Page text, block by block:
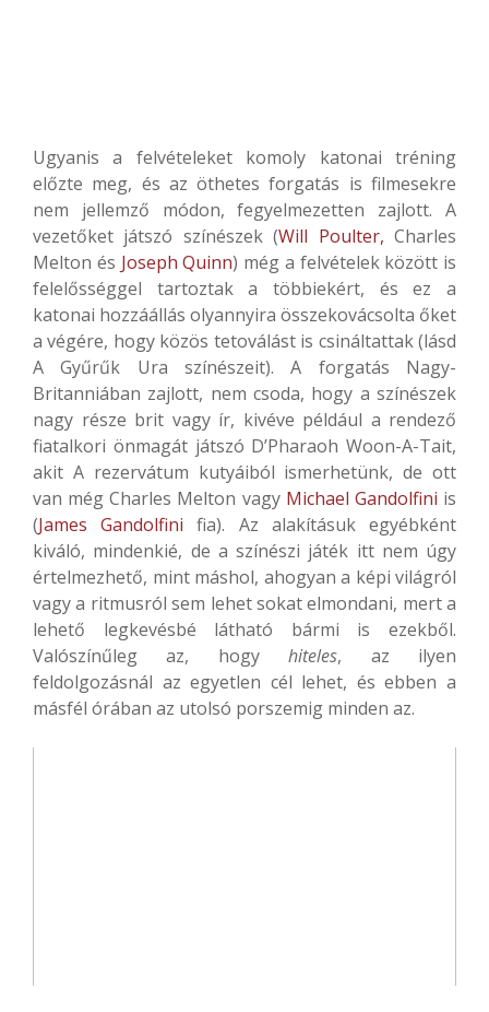
Ugyanis a felvételeket komoly katonai tréning
előzte meg, és az öthetes forgatás is filmesekre
nem jellemző módon, fegyelmezetten zajlott. A
vezetőket játszó színészek (Will Poulter, Charles
Melton és Joseph Quinn) még a felvételek között is
felelősséggel tartoztak a többiekért, és ez a
katonai hozzáállás olyannyira összekovácsolta őket
a végére, hogy közös tetoválást is csináltattak (lásd
A Gyűrűk Ura színészeit). A forgatás Nagy-
Britanniában zajlott, nem csoda, hogy a színészek
nagy része brit vagy ír, kivéve például a rendező
fiatalkori önmagát játszó D’Pharaoh Woon-A-Tait,
akit A rezervátum kutyáiból ismerhetünk, de ott
van még Charles Melton vagy Michael Gandolfini is
(James Gandolfini fia). Az alakításuk egyébként
kiváló, mindenkié, de a színészi játék itt nem úgy
értelmezhető, mint máshol, ahogyan a képi világról
vagy a ritmusról sem lehet sokat elmondani, mert a
lehető legkevésbé látható bármi is ezekből.
Valószínűleg az, hogyhiteles, az ilyen
feldolgozásnál az egyetlen cél lehet, és ebben a
másfél órában az utolsó porszemig minden az.